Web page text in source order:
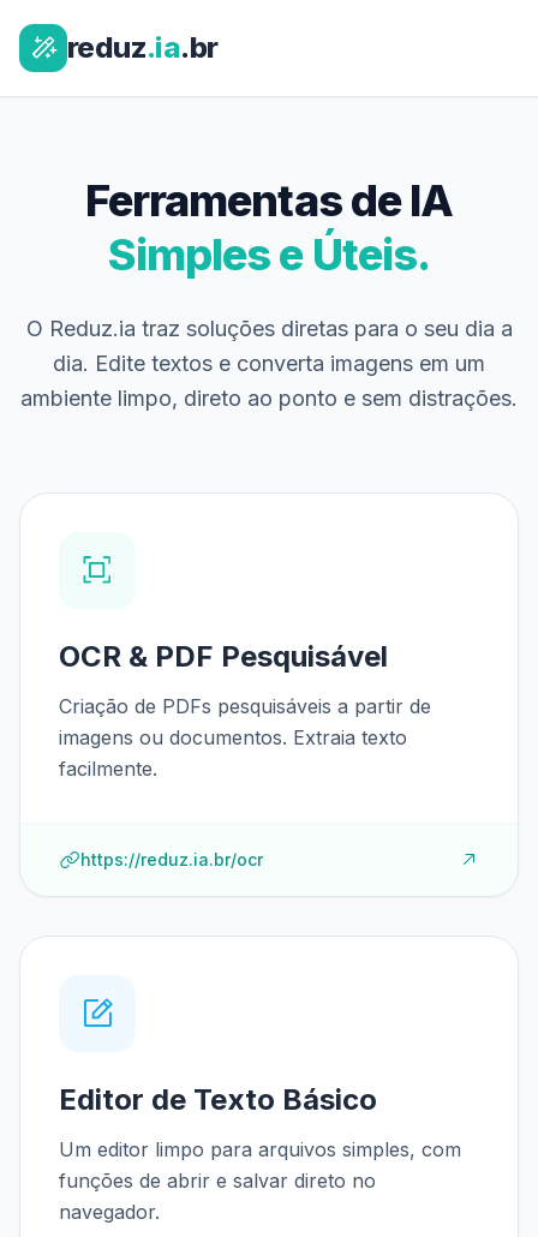
reduz.ia.br
Ferramentas de IA
Simples e Úteis.
O Reduz.ia traz soluções diretas para o seu dia a
dia. Edite textos e converta imagens em um
ambiente limpo, direto ao ponto e sem distrações.
OCR & PDF Pesquisável
Criação de PDFs pesquisáveis a partir de
imagens ou documentos. Extraia texto
facilmente.
https://reduz.ia.br/ocr
Editor de Texto Básico
Um editor limpo para arquivos simples, com
funções de abrir e salvar direto no
navegador.